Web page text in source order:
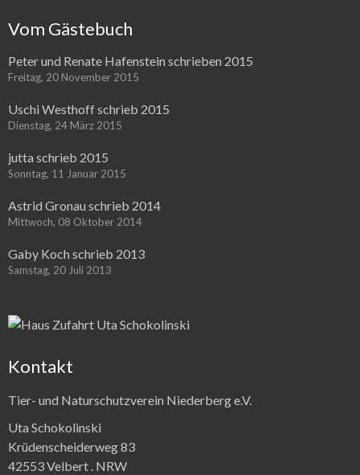
Vom Gästebuch
Peter und Renate Hafenstein schrieben 2015
Freitag, 20 November 2015
Uschi Westhoff schrieb 2015
Dienstag, 24 März 2015
jutta schrieb 2015
Sonntag, 11 Januar 2015
Astrid Gronau schrieb 2014
Mittwoch, 08 Oktober 2014
Gaby Koch schrieb 2013
Samstag, 20 Juli 2013
Kontakt
Tier- und Naturschutzverein Niederberg e.V.
Uta Schokolinski
Krüdenscheiderweg 83
42553 Velbert . NRW